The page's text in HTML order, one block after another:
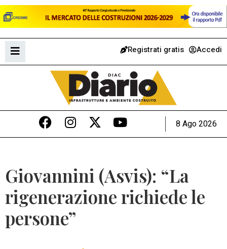
Registrati gratis Accedi
8 Ago 2026
Giovannini (Asvis): “La
rigenerazione richiede le
persone”